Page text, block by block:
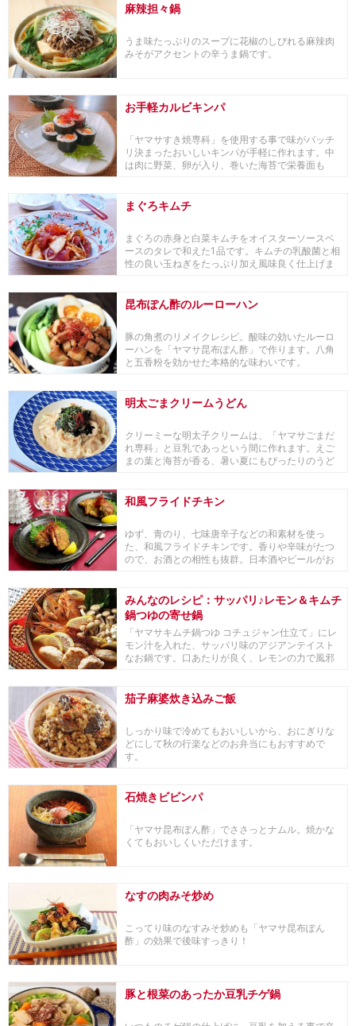
麻辣担々鍋
うま味たっぷりのスープに花椒のしびれる麻辣肉
みそがアクセントの辛うま鍋です。
お手軽カルビキンパ
「ヤマサすき焼専科」を使用する事で味がバッチ
リ決まったおいしいキンパが手軽に作れます。中
は肉に野菜、卵が入り、巻いた海苔で栄養面も
まぐろキムチ
まぐろの赤身と白菜キムチをオイスターソースベ
ースのタレで和えた1品です。キムチの乳酸菌と相
性の良い玉ねぎをたっぷり加え風味良く仕上げま
昆布ぽん酢のルーローハン
豚の角煮のリメイクレシピ。酸味の効いたルーロ
ーハンを「ヤマサ昆布ぽん酢」で作ります。八角
と五香粉を効かせた本格的な味わいです。
明太ごまクリームうどん
クリーミーな明太子クリームは、「ヤマサごまだ
れ専科」と豆乳であっという間に作れます。えご
まの葉と海苔が香る、暑い夏にもぴったりのうど
和風フライドチキン
ゆず、青のり、七味唐辛子などの和素材を使っ
た、和風フライドチキンです。香りや辛味がたつ
ので、お酒との相性も抜群。日本酒やビールがお
みんなのレシピ：サッパリ♪レモン＆キムチ
鍋つゆの寄せ鍋
「ヤマサキムチ鍋つゆ コチュジャン仕立て」にレ
モン汁を入れた、サッパリ味のアジアンテイスト
なお鍋です。口あたりが良く、レモンの力で風邪
茄子麻婆炊き込みご飯
しっかり味で冷めてもおいしいから、おにぎりな
どにして秋の行楽などのお弁当にもおすすめで
す。
石焼きビビンパ
「ヤマサ昆布ぽん酢」でささっとナムル。焼かな
くてもおいしくいただけます。
なすの肉みそ炒め
こってり味のなすみそ炒めも「ヤマサ昆布ぽん
酢」の効果で後味すっきり！
豚と根菜のあったか豆乳チゲ鍋